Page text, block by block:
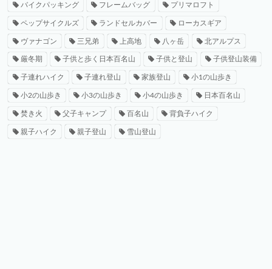
バイクパッキング フレームバッグ プリマロフト
ペップサイクルズ ランドセルカバー ローカスギア
ヴァナゴン 三兄弟 上高地 八ヶ岳 北アルプス
厳冬期 子供と歩く日本百名山 子供と登山 子供登山装備
子連れハイク 子連れ登山 家族登山 小1の山歩き
小2の山歩き 小3の山歩き 小4の山歩き 日本百名山
焚き火 父子キャンプ 百名山 背負子ハイク
親子ハイク 親子登山 雪山登山